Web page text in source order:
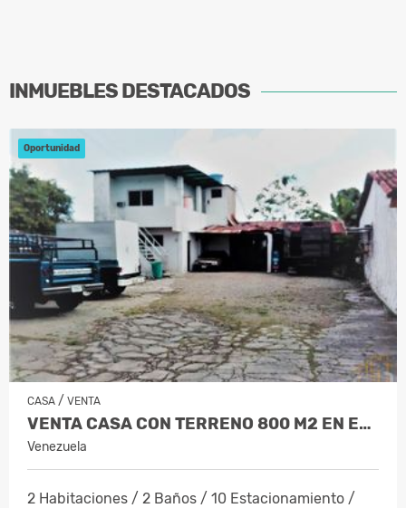
INMUEBLESDESTACADOS
Oportunidad
CASA / VENTA
VENTA CASA CON TERRENO 800 M2 EN EL C…
Venezuela
2 Habitaciones / 2 Baños / 10 Estacionamiento /